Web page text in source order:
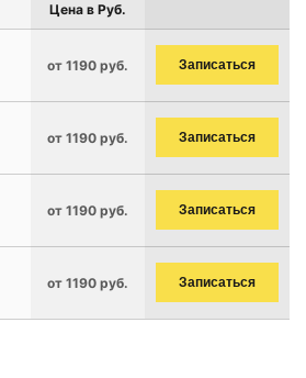
Цена в Руб.
от 1190 руб. Записаться
от 1190 руб. Записаться
от 1190 руб. Записаться
от 1190 руб. Записаться